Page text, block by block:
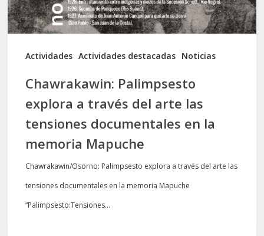
Actividades Actividades destacadas Noticias
las
tensiones
documentales
memoria
Mapuche
Chawrakawin: Palimpsesto
explora a través del arte las
tensiones documentales en la
memoria Mapuche
Chawrakawin/Osorno: Palimpsesto explora a través del arte las
tensiones documentales en la memoria Mapuche
“Palimpsesto:Tensiones…